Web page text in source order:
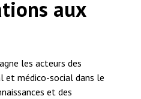
la
des
à nos
mentales